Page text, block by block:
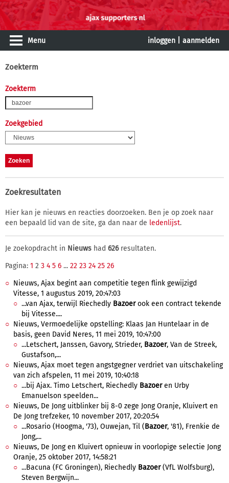
Menu inloggen aanmelden
Zoekterm
Zoekterm
Zoekgebied
Zoekresultaten
Hier kan je nieuws en reacties doorzoeken. Ben je op zoek naar
een bepaald lid van de site, ga dan naar de ledenlijst.
Je zoekopdracht in Nieuws had 626resultaten.
Pagina: 1 2 3 4 5 6 ... 22 23 24 25 26
Nieuws, Ajax begint aan competitie tegen flink gewijzigd
Vitesse, 1 augustus 2019, 20:47:03
...van Ajax, terwijl Riechedly Bazoerook een contract tekende
bij Vitesse....
Nieuws, Vermoedelijke opstelling: Klaas Jan Huntelaar in de
basis, geen David Neres, 11 mei 2019, 10:47:00
...Letschert, Janssen, Gavory, Strieder, Bazoer, Van de Streek,
Gustafson,...
Nieuws, Ajax moet tegen angstgegner verdriet van uitschakeling
van zich afspelen, 11 mei 2019, 10:40:18
...bij Ajax. Timo Letschert, Riechedly Bazoeren Urby
Emanuelson speelden...
Nieuws, De Jong uitblinker bij 8-0 zege Jong Oranje, Kluivert en
De Jong trefzeker, 10 november 2017, 20:20:54
...Rosario (Hoogma, '73), Ouwejan, Til (Bazoer, '81), Frenkie de
Jong,...
Nieuws, De Jong en Kluivert opnieuw in voorlopige selectie Jong
Oranje, 25 oktober 2017, 14:58:21
...Bacuna (FC Groningen), Riechedly Bazoer(VfL Wolfsburg),
Steven Bergwijn...